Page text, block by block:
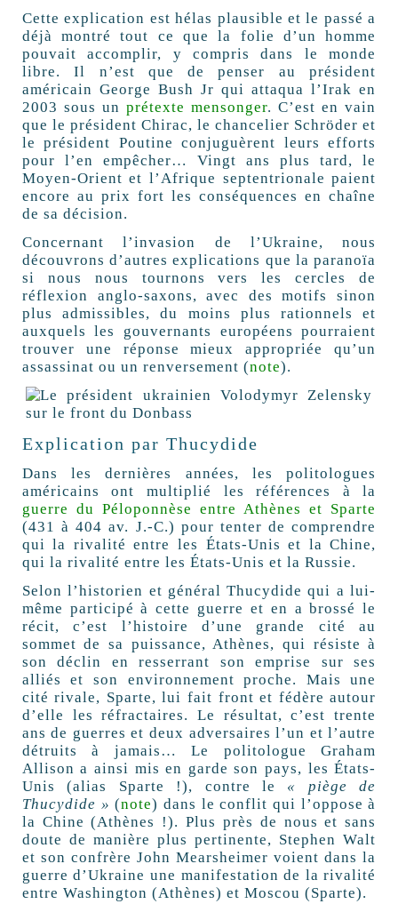
Cette explication est hélas plausible et le passé a
déjà montré tout ce que la folie d’un homme
pouvait accomplir, y compris dans le monde
libre. Il n’est que de penser au président
américain George Bush Jr qui attaqua l’Irak en
2003 sous un prétexte mensonger. C’est en vain
que le président Chirac, le chancelier Schröder et
le président Poutine conjuguèrent leurs efforts
pour l’en empêcher… Vingt ans plus tard, le
Moyen-Orient et l’Afrique septentrionale paient
encore au prix fort les conséquences en chaîne
de sa décision.
Concernant l’invasion de l’Ukraine, nous
découvrons d’autres explications que la paranoïa
si nous nous tournons vers les cercles de
réflexion anglo-saxons, avec des motifs sinon
plus admissibles, du moins plus rationnels et
auxquels les gouvernants européens pourraient
trouver une réponse mieux appropriée qu’un
assassinat ou un renversement (note).
Explication par Thucydide
Dans les dernières années, les politologues
américains ont multiplié les références à la
guerre du Péloponnèse entre Athènes et Sparte
(431 à 404 av. J.-C.) pour tenter de comprendre
qui la rivalité entre les États-Unis et la Chine,
qui la rivalité entre les États-Unis et la Russie.
Selon l’historien et général Thucydide qui a lui-
même participé à cette guerre et en a brossé le
récit, c’est l’histoire d’une grande cité au
sommet de sa puissance, Athènes, qui résiste à
son déclin en resserrant son emprise sur ses
alliés et son environnement proche. Mais une
cité rivale, Sparte, lui fait front et fédère autour
d’elle les réfractaires. Le résultat, c’est trente
ans de guerres et deux adversaires l’un et l’autre
détruits à jamais… Le politologue Graham
Allison a ainsi mis en garde son pays, les États-
Unis (alias Sparte !), contre le « piège de
Thucydide » (note) dans le conflit qui l’oppose à
la Chine (Athènes !). Plus près de nous et sans
doute de manière plus pertinente, Stephen Walt
et son confrère John Mearsheimer voient dans la
guerre d’Ukraine une manifestation de la rivalité
entre Washington (Athènes) et Moscou (Sparte).